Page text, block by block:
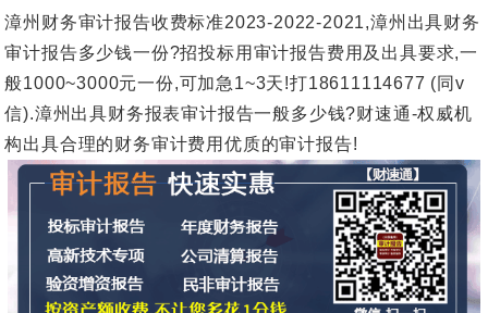
漳州财务审计报告收费标准2023-2022-2021,漳州出具财务
审计报告多少钱一份?招投标用审计报告费用及出具要求,一
般1000~3000元一份,可加急1~3天!打18611114677 (同v
信).漳州出具财务报表审计报告一般多少钱?财速通-权威机
构出具合理的财务审计费用优质的审计报告!